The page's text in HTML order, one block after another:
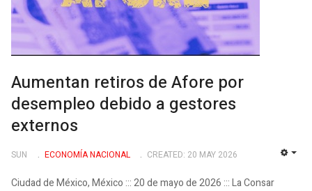
Aumentan retiros de Afore por
desempleo debido a gestores
externos
SUN ECONOMÍ­A NACIONAL CREATED: 20 MAY 2026
Ciudad de México, México ::: 20 de mayo de 2026 ::: La Consar